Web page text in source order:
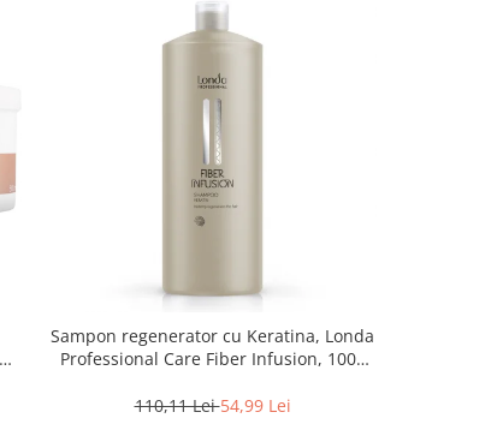
Sampon regenerator cu Keratina, Londa
Professional Care Fiber Infusion, 1000
110,11 Lei54,99 Lei